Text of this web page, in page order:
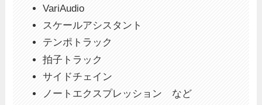
VariAudio
スケールアシスタント
テンポトラック
拍子トラック
サイドチェイン
ノートエクスプレッション など